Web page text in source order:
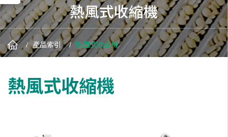
熱風式收縮機
產品索引 熱風式收縮機
熱風式收縮機